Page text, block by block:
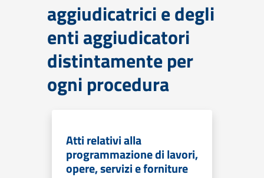
aggiudicatrici e degli
enti aggiudicatori
distintamente per
ogni procedura
Atti relativi alla
programmazione di lavori,
opere, servizi e forniture